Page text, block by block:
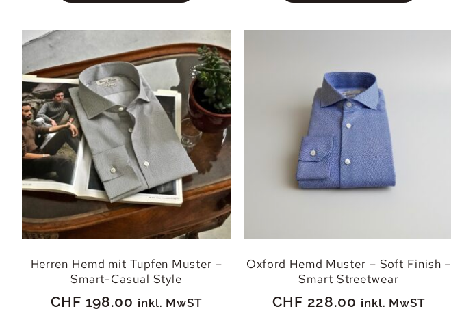
Herren Hemd mit Tupfen Muster –
Smart-Casual Style
CHF 198.00 inkl. MwST
Oxford Hemd Muster – Soft Finish –
Smart Streetwear
CHF 228.00 inkl. MwST